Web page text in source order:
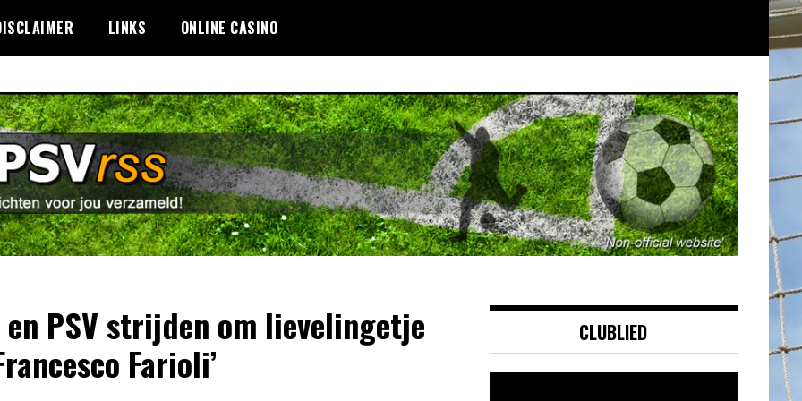
LINKS ONLINE CASINO
en PSV strijden om lievelingetje
Farioli’
CLUBLIED